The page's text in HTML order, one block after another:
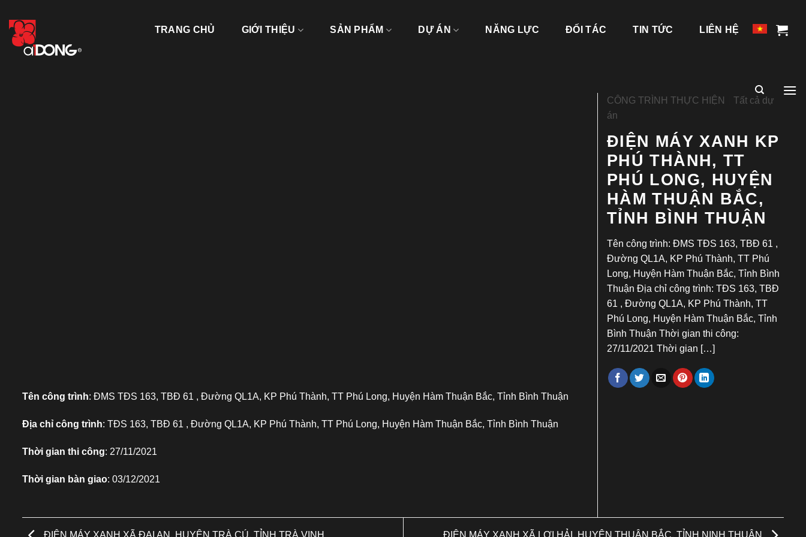
content
TRANG CHỦ GIỚI THIỆU SẢN PHẨM DỰ ÁN NĂNG LỰC ĐỐI TÁC TIN TỨC LIÊN HỆ
CÔNG TRÌNH THỰC HIỆN
Tất cả dự
án
ĐIỆN MÁY XANH KP
PHÚ THÀNH, TT
PHÚ LONG, HUYỆN
HÀM THUẬN BẮC,
TỈNH BÌNH THUẬN
Tên công trình: ĐMS TĐS 163, TBĐ 61 ,
Đường QL1A, KP Phú Thành, TT Phú
Long, Huyện Hàm Thuận Bắc, Tỉnh Bình
Thuận Địa chỉ công trình: TĐS 163, TBĐ
61 , Đường QL1A, KP Phú Thành, TT
Phú Long, Huyện Hàm Thuận Bắc, Tỉnh
Bình Thuận Thời gian thi công:
27/11/2021 Thời gian […]
Tên công trình: ĐMS TĐS 163, TBĐ 61 , Đường QL1A, KP Phú Thành, TT Phú Long, Huyện Hàm Thuận Bắc, Tỉnh Bình Thuận
Địa chỉ công trình: TĐS 163, TBĐ 61 , Đường QL1A, KP Phú Thành, TT Phú Long, Huyện Hàm Thuận Bắc, Tỉnh Bình Thuận
Thời gian thi công: 27/11/2021
Thời gian bàn giao: 03/12/2021
ĐIỆN MÁY XANH XÃ ĐẠI AN, HUYỆN TRÀ CÚ, TỈNH TRÀ VINH ĐIỆN MÁY XANH XÃ LỢI HẢI, HUYỆN THUẬN BẮC, TỈNH NINH THUẬN